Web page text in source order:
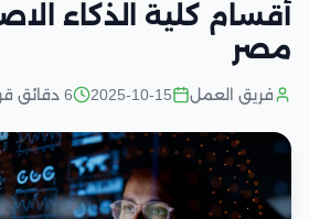
أقسام كلية الذكاء
مصر
فريق العمل 2025-10-15 6 دقائق قراءة